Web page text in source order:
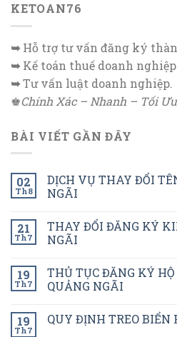
KETOAN76
➥Hỗ trợ tư vấn đăng ký
➥Kế toán thuế doanh nghiệp.
➥Tư vấn luật doanh nghiệp.
♚Chính Xác – Nhanh – Tối Ưu
BÀI VIẾT GẦN ĐÂY
02
Th8
DỊCH VỤ THAY ĐỔI
NGÃI
21
Th7
THAY ĐỔI ĐĂNG KÝ
NGÃI
19
Th7
THỦ TỤC ĐĂNG KÝ
QUẢNG NGÃI
19
Th7
QUY ĐỊNH TREO BIỂN